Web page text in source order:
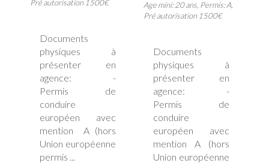
Pré autorisation 1500€
Documents
physiques à
présenter en
agence: -
Permis de
conduire
européen avec
mention A (hors
Union européenne
permis ...
Age mini: 20 ans, Permis: A,
Pré autorisation 1500€
Documents
physiques à
présenter en
agence: -
Permis de
conduire
européen avec
mention A (hors
Union européenne